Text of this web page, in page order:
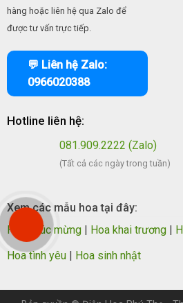
hàng hoặc liên hệ qua Zalo để
được tư vấn trực tiếp.
💬 Liên hệ Zalo:
0966020388
Hotline liên hệ:
081.909.2222 (Zalo)
(Tất cả các ngày trong tuần)
Xem các mẫu hoa tại đây:
Hoa chúc mừng| Hoa khai trương|
Hoa tình yêu| Hoa sinh nhật